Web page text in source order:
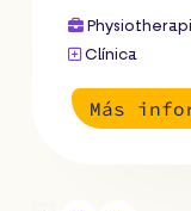
Clínica
Más